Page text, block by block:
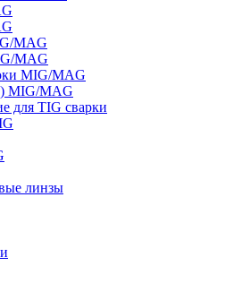
MAG
MAG
MIG/MAG
MIG/MAG
для TIG сварки
линзы